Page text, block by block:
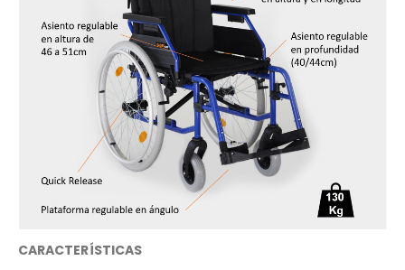
CARACTERÍSTICAS